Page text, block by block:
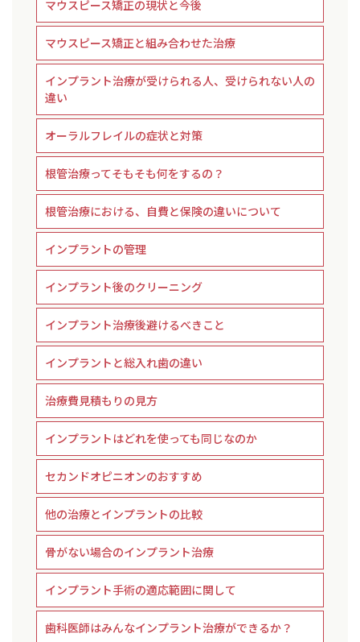
マウスピース矯正の現状と今後
マウスピース矯正と組み合わせた治療
インプラント治療が受けられる人、受けられない人の
違い
オーラルフレイルの症状と対策
根管治療ってそもそも何をするの？
根管治療における、自費と保険の違いについて
インプラントの管理
インプラント後のクリーニング
インプラント治療後避けるべきこと
インプラントと総入れ歯の違い
治療費見積もりの見方
インプラントはどれを使っても同じなのか
セカンドオピニオンのおすすめ
他の治療とインプラントの比較
骨がない場合のインプラント治療
インプラント手術の適応範囲に関して
歯科医師はみんなインプラント治療ができるか？